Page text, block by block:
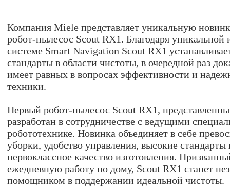
Компания Miele представляет уникальную
робот-пылесос Scout RX1. Благодаря уникальной
системе Smart Navigation Scout RX1
стандарты в области чистоты, в очередной раз
имеет равных в вопросах эффективности и
техники.
Первый робот-пылесос Scout RX1,
разработан в сотрудничестве с ведущими
робототехнике. Новинка объединяет в себе
уборки, удобство управления, высокие стандарты
первоклассное качество изготовления.
ежедневную работу по дому, Scout RX1 станет
помощником в поддержании идеальной чистоты.